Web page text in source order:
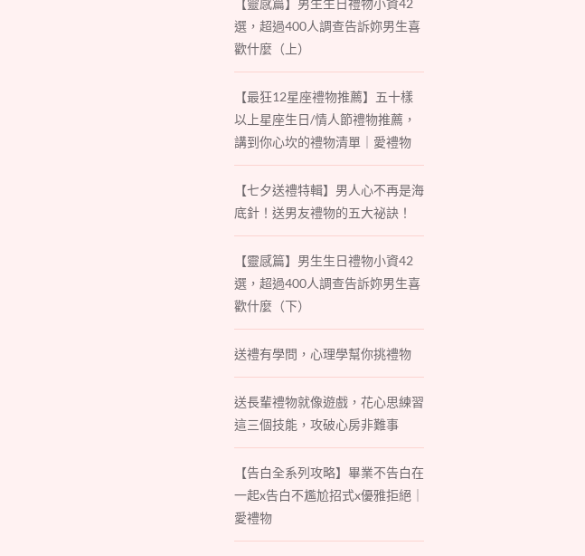
【靈感篇】男生生日禮物小資42
選，超過400人調查告訴妳男生喜
歡什麼（上）
【最狂12星座禮物推薦】五十樣
以上星座生日/情人節禮物推薦，
講到你心坎的禮物清單｜愛禮物
【七夕送禮特輯】男人心不再是海
底針！送男友禮物的五大祕訣！
【靈感篇】男生生日禮物小資42
選，超過400人調查告訴妳男生喜
歡什麼（下）
送禮有學問，心理學幫你挑禮物
送長輩禮物就像遊戲，花心思練習
這三個技能，攻破心房非難事
【告白全系列攻略】畢業不告白在
一起x告白不尷尬招式x優雅拒絕｜
愛禮物